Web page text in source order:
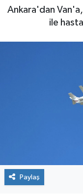
Ankara'dan
ile
Paylaş
Son Dakika